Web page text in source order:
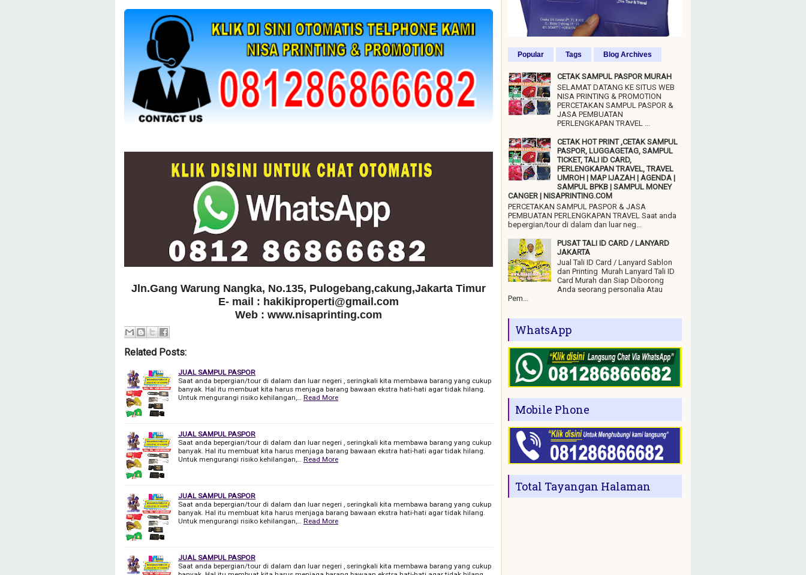
Jln.Gang Warung Nangka, No.135, Pulogebang,cakung,Jakarta Timur
E- mail : hakikiproperti@gmail.com
Web : www.nisaprinting.com
Related Posts:
JUAL SAMPUL PASPOR
Saat anda bepergian/tour di dalam dan luar negeri , seringkali kita membawa barang yang cukup
banyak. Hal itu membuat kita harus menjaga barang bawaan ekstra hati-hati agar tidak hilang.
Untuk mengurangi risiko kehilangan,…
Read More
JUAL SAMPUL PASPOR
Saat anda bepergian/tour di dalam dan luar negeri , seringkali kita membawa barang yang cukup
banyak. Hal itu membuat kita harus menjaga barang bawaan ekstra hati-hati agar tidak hilang.
Untuk mengurangi risiko kehilangan,…
Read More
JUAL SAMPUL PASPOR
Saat anda bepergian/tour di dalam dan luar negeri , seringkali kita membawa barang yang cukup
banyak. Hal itu membuat kita harus menjaga barang bawaan ekstra hati-hati agar tidak hilang.
Untuk mengurangi risiko kehilangan,…
Read More
JUAL SAMPUL PASPOR
Saat anda bepergian/tour di dalam dan luar negeri , seringkali kita membawa barang yang cukup
Popular Tags Blog Archives
CETAK SAMPUL PASPOR MURAH
SELAMAT DATANG KE SITUS WEB
NISA PRINTING & PROMOTION
PERCETAKAN SAMPUL PASPOR &
JASA PEMBUATAN
PERLENGKAPAN TRAVEL ...
CETAK HOT PRINT ,CETAK SAMPUL
PASPOR, LUGGAGETAG, SAMPUL
TICKET, TALI ID CARD,
PERLENGKAPAN TRAVEL, TRAVEL
UMROH | MAP IJAZAH | AGENDA |
SAMPUL BPKB | SAMPUL MONEY
CANGER | NISAPRINTING.COM
PERCETAKAN SAMPUL PASPOR & JASA
PEMBUATAN PERLENGKAPAN TRAVEL Saat anda
bepergian/tour di dalam dan luar neg...
PUSAT TALI ID CARD / LANYARD
JAKARTA
Jual Tali ID Card / Lanyard Sablon
dan Printing Murah Lanyard Tali ID
Card Murah dan Siap Diborong
Anda seorang personalia Atau
Pem...
WhatsApp
Mobile Phone
Total Tayangan Halaman